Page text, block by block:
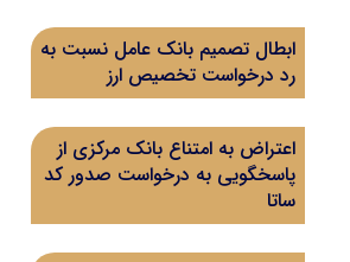
ابطال تصمیم بانک عامل نسبت به
رد درخواست تخصیص ارز
اعتراض به امتناع بانک مرکزی از
پاسخگویی به درخواست صدور کد
ساتا